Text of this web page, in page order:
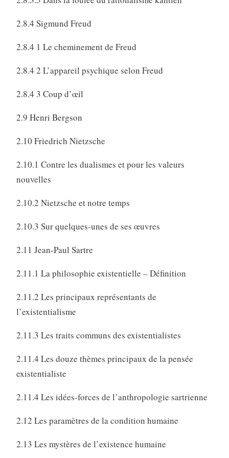
2.8.4 Sigmund Freud
2.8.4 1 Le cheminement de Freud
2.8.4 2 L’appareil psychique selon Freud
2.8.4 3 Coup d’œil
2.9 Henri Bergson
2.10 Friedrich Nietzsche
2.10.1 Contre les dualismes et pour les valeurs
nouvelles
2.10.2 Nietzsche et notre temps
2.10.3 Sur quelques-unes de ses œuvres
2.11 Jean-Paul Sartre
2.11.1 La philosophie existentielle – Définition
2.11.2 Les principaux représentants de
l’existentialisme
2.11.3 Les traits communs des existentialistes
2.11.4 Les douze thèmes principaux de la pensée
existentialiste
2.11.4 Les idées-forces de l’anthropologie sartrienne
2.12 Les paramètres de la condition humaine
2.13 Les mystères de l’existence humaine